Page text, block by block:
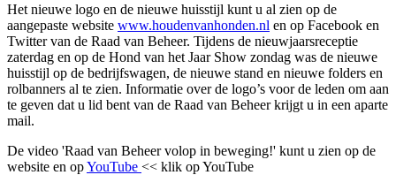
Het nieuwe logo en de nieuwe huisstijl kunt u al zien op de
aangepaste website www.houdenvanhonden.nl en op Facebook en
Twitter van de Raad van Beheer. Tijdens de nieuwjaarsreceptie
zaterdag en op de Hond van het Jaar Show zondag was de nieuwe
huisstijl op de bedrijfswagen, de nieuwe stand en nieuwe folders en
rolbanners al te zien. Informatie over de logo’s voor de leden om aan
te geven dat u lid bent van de Raad van Beheer krijgt u in een aparte
mail.
De video 'Raad van Beheer volop in beweging!' kunt u zien op de
website en opYouTube << klik op YouTube